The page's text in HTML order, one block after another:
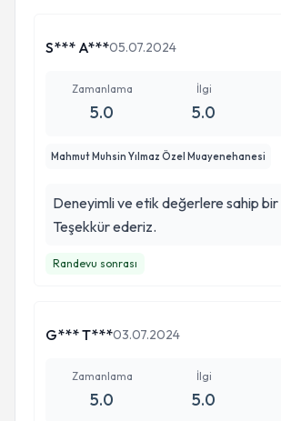
S*** A***05.07.2024
Zamanlama
5.0
İlgi
5.0
Mahmut Muhsin Yılmaz Özel Muayenehanesi
Deneyimli ve etik değerlere sahip bir
Teşekkür ederiz.
Randevu sonrası
G*** T***03.07.2024
Zamanlama
5.0
İlgi
5.0